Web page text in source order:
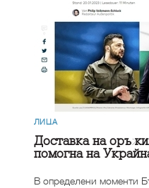
ЛИЦА
Доставка на
помогна на
В определени моменти